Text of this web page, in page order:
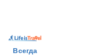
Всегда